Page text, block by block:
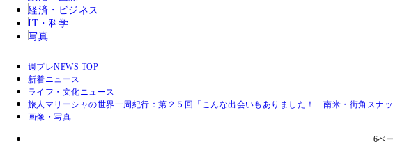
経済・ビジネス
IT・科学
写真
週プレNEWS TOP
新着ニュース
ライフ・文化ニュース
旅人マリーシャの世界一周紀行：第２５回「こんな出会いもありました！ 南米・街角スナッ
画像・写真
6ペ